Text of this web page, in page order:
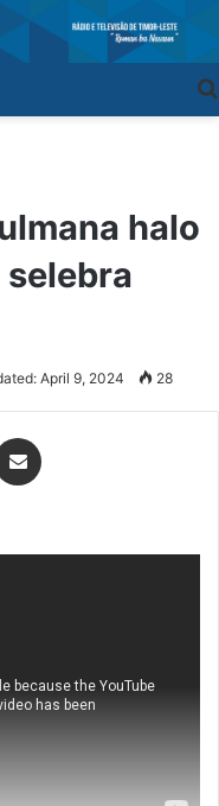
halo
April 9, 2024 28